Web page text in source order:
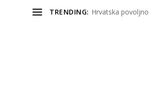
TRENDING: Hrvatska povoljno